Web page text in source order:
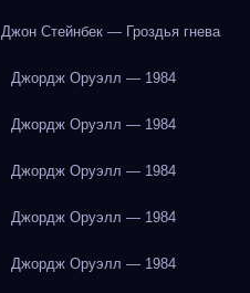
Джон Стейнбек — Гроздья гнева
Джордж Оруэлл — 1984
Джордж Оруэлл — 1984
Джордж Оруэлл — 1984
Джордж Оруэлл — 1984
Джордж Оруэлл — 1984